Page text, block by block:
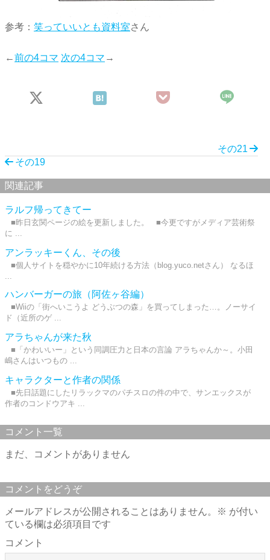
参考： 笑っていいとも資料室さん
←前の4コマ 次の4コマ →
その21
その19
関連記事
ラルフ帰ってきてー
■昨日玄関ページの絵を更新しました。 ■今更ですがメディア芸術祭
に ...
アンラッキーくん、その後
■個人サイトを穏やかに10年続ける方法（blog.yuco.netさん） なるほ
ハンバーガーの旅（阿佐ヶ谷編）
■Wiiの「街へいこうよ どうぶつの森」を買ってしまった…。ノーサイ
ド（近所のゲ ...
アラちゃんが来た秋
■「かわいいー」という同調圧力と日本の言論 アラちゃんか～。小田
嶋さんはいつもの ...
キャラクターと作者の関係
■先日話題にしたリラックマのパチスロの件の中で、サンエックスが
作者のコンドウアキ ...
コメント一覧
まだ、コメントがありません
コメントをどうぞ
メールアドレスが公開されることはありません。 ※ が付い
ている欄は必須項目です
コメント